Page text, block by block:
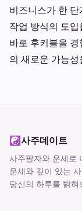
비즈니스가 한
작업 방식의 도
바로 후커블을
의 새로운 가능
☯사주데이트
사주팔자와 운세로
운세와 깊이 있는
당신의 하루를 밝혀